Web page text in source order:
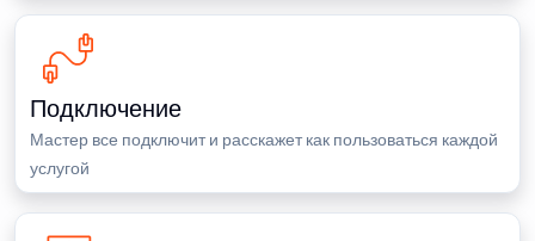
Подключение
Мастер все подключит и расскажет как пользоваться каждой
услугой